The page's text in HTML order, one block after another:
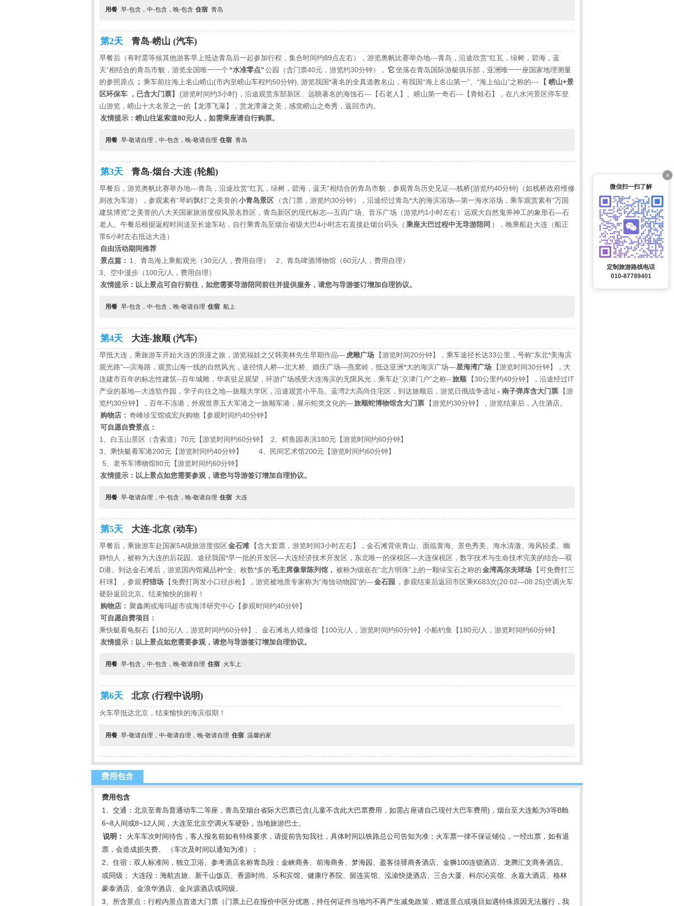
用餐 早-包含，中-包含，晚-包含 住宿 青岛
第2天 青岛-崂山 (汽车)
早餐后（有时需等候其他游客早上抵达青岛后一起参加行程，集合时间约89点左右），游览奥帆比赛举办地---青岛，沿途欣赏“红瓦，绿树，碧海，蓝
天”相结合的青岛市貌，游览全国唯一一个 “水准零点”公园（含门票40元，游览约30分钟）， 它坐落在青岛国际游艇俱乐部，亚洲唯一一座国家地理测量
的参照原点 ； 乘车前往海上名山崂山(市内至崂山车程约50分钟), 游览我国*著名的全真道教名山，有我国“海上名山第一”、“海上仙山”之称的--- 【 崂山+景
区环保车
，已含大门票】 {游览时间约3小时} ，沿途观赏东部新区、远眺著名的海蚀石---【石老人】、崂山第一奇石---【青蛙石】，在八水河景区停车登
山游览，崂山十大名景之一的【龙潭飞瀑】，赏龙潭瀑之美，感觉崂山之奇秀，返回市内。
友情提示：崂山往返索道80元/人，如需乘座请自行购票。
用餐 早-敬请自理，中-包含，晚-敬请自理 住宿 青岛
第3天 青岛-烟台-大连 (轮船)
早餐后，游览奥帆比赛举办地---青岛，沿途欣赏“红瓦，绿树，碧海，蓝天”相结合的青岛市貌，参观青岛历史见证---栈桥{游览约40分钟} （如栈桥政府维修
则改为车游），参观素有“琴屿飘灯”之美誉的小青岛景区 （含门票，游览约30分钟），沿途经过青岛*大的海滨浴场—第一海水浴场，乘车观赏素有“万国
建筑博览”之美誉的八大关国家旅游度假风景名胜区，青岛新区的现代标志—五四广场、音乐广场（游览约1小时左右）远观大自然鬼斧神工的象形石—石
老人。午餐后根据返程时间送至长途车站，自行乘青岛至烟台省级大巴4小时左右直接赴烟台码头（ 乘座大巴过程中无导游陪同 ），晚乘船赴大连（船正
常6小时左右抵达大连）
自由活动期间推荐
景点篇： 1、青岛海上乘船观光（30元/人，费用自理） 2 、青岛啤酒博物馆（60元/人，费用自理）
3、空中漫步（100元/人，费用自理）
友情提示：以上景点可自行前往，如您需要导游陪同前往并提供服务，请您与导游签订增加自理协议。
用餐 早-包含，中-包含，晚-敬请自理 住宿 船上
第4天 大连-旅顺 (汽车)
早抵大连，乘旅游车开始大连的浪漫之旅，游览福娃之父韩美林先生早期作品— 虎雕广场
【游览时间20分钟】，乘车途径长达33公里，号称“东北*美海滨
观光路”—滨海路，观赏山海一线的自然风光，途径情人桥—北大桥、婚庆广场—燕窝岭，抵达亚洲*大的海滨广场—星海湾广场
【游览时间30分钟】，大
连建市百年的标志性建筑--百年城雕，华表驻足观望，环游广场感受大连海滨的无限风光，乘车赴”京津门户”之称--旅顺
【30公里约40分钟】，沿途经过IT
产业的基地—大连软件园，学子向往之地—旅顺大学区，沿途观赏小平岛、蓝湾2大高尚住宅区，到达旅顺后，游览日俄战争遗址- 南子弹库含大门票
【游
览约30分钟】，百年不冻港，外观世界五大军港之一旅顺军港，展示蛇类文化的—旅顺蛇博物馆含大门票
【游览约30分钟】，游览结束后，入住酒店。
购物店： 奇峰珍宝馆或宏兴购物【参观时间约40分钟】
可自愿自费景点：
1、白玉山景区（含索道）70元【游览时间约60分钟】 2、鳄鱼园表演180元【游览时间约60分钟】
3、乘快艇看军港200元【游览时间约40分钟】 4、民间艺术馆200元【游览时间约60分钟】
5、老爷车博物馆80元【游览时间约60分钟】
友情提示：以上景点如您需要参观，请您与导游签订增加自理协议。
用餐 早-敬请自理，中-包含，晚-敬请自理 住宿 大连
第5天 大连-北京 (动车)
早餐后，乘旅游车赴国家5A级旅游度假区金石滩 【含大套票，游览时间3小时左右】，金石滩背依青山、面临黄海、景色秀美、海水清澈、海风轻柔、幽
静怡人，被称为大连的后花园。途径我国*早一批的开发区—大连经济技术开发区，东北唯一的保税区—大连保税区，数字技术与生命技术完美的结合—双
D港。到达金石滩后，游览国内馆藏品种*全、枚数*多的毛主席像章陈列馆， 被称为镶嵌在“北方明珠” 上的一颗绿宝石之称的金湾高尔夫球场
【可免费打三
杆球】，参观狩猎场 【免费打两发小口径步枪】，游览被地质专家称为“海蚀动物园”的—金石园 ，参观结束后返回市区乘K683次(20:02—08:25)空调火车
硬卧返回北京。结束愉快的旅程！
购物店： 聚鑫阁或海玛超市或海洋研究中心【参观时间约40分钟】
可自愿自费项目：
乘快艇看龟裂石【180元/人，游览时间约60分钟】、金石滩名人蜡像馆【100元/人，游览时间约60分钟】小船钓鱼【180元/人，游览时间约60分钟】
友情提示：以上景点如您需要参观，请您与导游签订增加自理协议。
用餐 早-包含，中-包含，晚-敬请自理 住宿 火车上
第6天 北京 (行程中说明)
火车早抵达北京，结束愉快的海滨假期！
用餐 早-敬请自理，中-敬请自理，晚-敬请自理 住宿 温馨的家
费用包含
费用包含
1、交通：北京至青岛普通动车二等座，青岛至烟台省际大巴票已含(儿童不含此大巴票费用，如需占座请自己现付大巴车费用)，烟台至大连船为3等B舱
6~8人间或8~12人间，大连至北京空调火车硬卧，当地旅游巴士。
说明：
火车车次时间待告，客人报名前如有特殊要求，请提前告知我社，具体时间以铁路总公司告知为准；火车票一律不保证铺位，一经出票，如有退
票，会造成损失费。 （车次及时间以通知为准）；
2、住宿：双人标准间，独立卫浴。参考酒店名称青岛段：金峡商务、前海商务、梦海园、盈客佳驿商务酒店、金狮100连锁酒店、龙腾汇文商务酒店。
或同级； 大连段：海航吉旅、新千山饭店、香源时尚、乐和宾馆、健康疗养院、留连宾馆、泓渝快捷酒店、三合大厦、科尔沁宾馆、永嘉大酒店、格林
豪泰酒店、金浪华酒店、金兴源酒店或同级。
3、所含景点：行程内景点首道大门票（门票上已在报价中区分优惠，持任何证件当地均不再产生减免政策，赠送景点或项目如遇特殊原因无法履行，我
×
微信扫一扫了解
定制旅游路线电话
010-87789401